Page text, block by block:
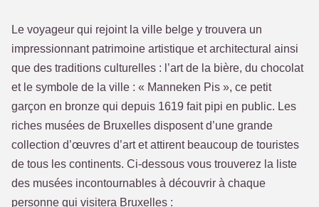
Le voyageur qui rejoint la ville belge y trouvera un
impressionnant patrimoine artistique et architectural ainsi
que des traditions culturelles : l’art de la bière, du chocolat
et le symbole de la ville : « Manneken Pis », ce petit
garçon en bronze qui depuis 1619 fait pipi en public. Les
riches musées de Bruxelles disposent d’une grande
collection d’œuvres d’art et attirent beaucoup de touristes
de tous les continents. Ci-dessous vous trouverez la liste
des musées incontournables à découvrir à chaque
personne qui visitera Bruxelles :